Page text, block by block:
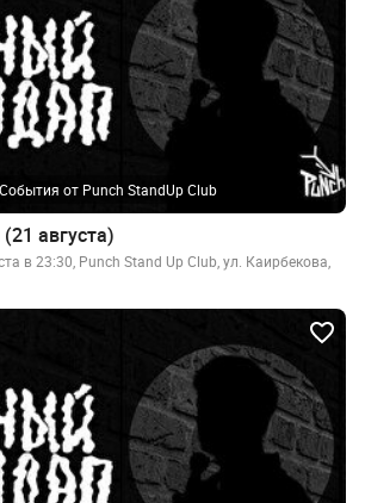
События от Punch StandUp Club
августа)
в 23:30, Punch Stand Up Club, ул. Каирбекова,